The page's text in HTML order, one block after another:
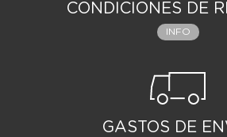
CONDICIONES DE
INFO
GASTOS DE